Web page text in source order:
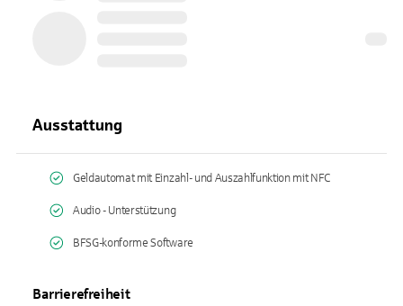
Ausstattung
Geldautomat mit Einzahl- und Auszahlfunktion mit NFC
Audio - Unterstützung
BFSG-konforme Software
Barrierefreiheit